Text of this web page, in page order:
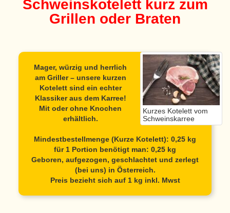
Schweinskotelett kurz zum
Grillen oder Braten
Kurzes Kotelett vom
Schweinskarree
Mager, würzig und herrlich
am Griller – unsere kurzen
Kotelett sind ein echter
Klassiker aus dem Karree!
Mit oder ohne Knochen
erhältlich.
Mindestbestellmenge (Kurze Kotelett): 0,25 kg
für 1 Portion benötigt man: 0,25 kg
Geboren, aufgezogen, geschlachtet und zerlegt
(bei uns) in Österreich.
Preis bezieht sich auf 1 kg inkl. Mwst